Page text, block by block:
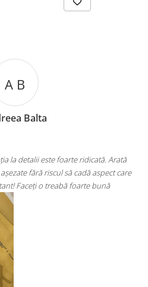
⭐⭐⭐⭐⭐
Super mulțumită!! Sunt superbi cerceii!!!